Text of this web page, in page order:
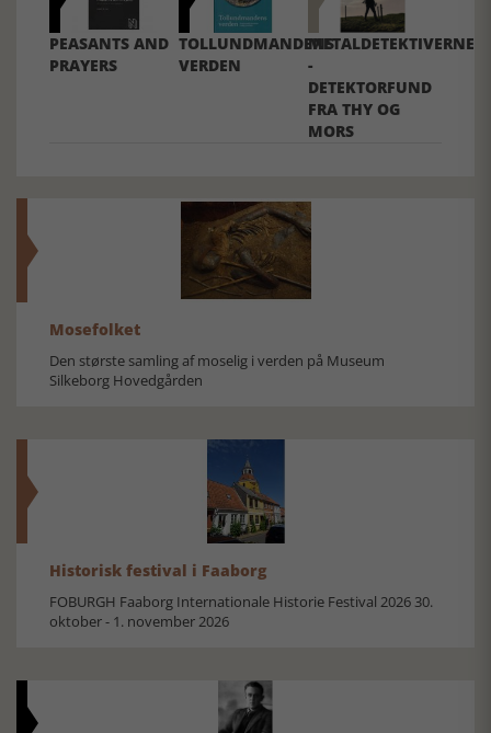
PEASANTS AND
PRAYERS
TOLLUNDMANDENS
VERDEN
METALDETEKTIVERNE
-
DETEKTORFUND
FRA THY OG
MORS
Mosefolket
Den største samling af moselig i verden på Museum
Silkeborg Hovedgården
Historisk festival i Faaborg
FOBURGH Faaborg Internationale Historie Festival 2026 30.
oktober - 1. november 2026